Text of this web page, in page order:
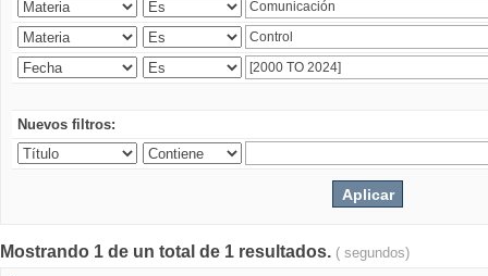
Nuevos filtros:
Mostrando 1 de un total de 1 resultados. ( segundos)